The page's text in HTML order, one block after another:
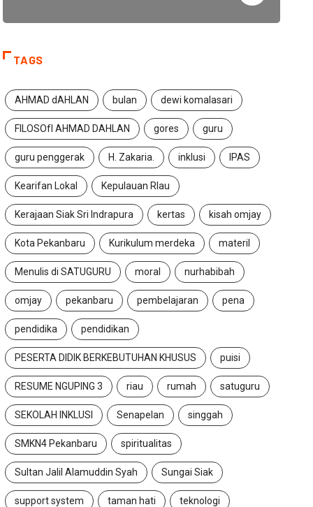
TAGS
AHMAD dAHLAN bulan dewi komalasari
FILOSOfI AHMAD DAHLAN gores guru
guru penggerak H. Zakaria. inklusi IPAS
Kearifan Lokal Kepulauan RIau
Kerajaan Siak Sri Indrapura kertas kisah omjay
Kota Pekanbaru Kurikulum merdeka materil
Menulis di SATUGURU moral nurhabibah
omjay pekanbaru pembelajaran pena
pendidika pendidikan
PESERTA DIDIK BERKEBUTUHAN KHUSUS puisi
RESUME NGUPING 3 riau rumah satuguru
SEKOLAH INKLUSI Senapelan singgah
SMKN4 Pekanbaru spiritualitas
Sultan Jalil Alamuddin Syah Sungai Siak
support system taman hati teknologi